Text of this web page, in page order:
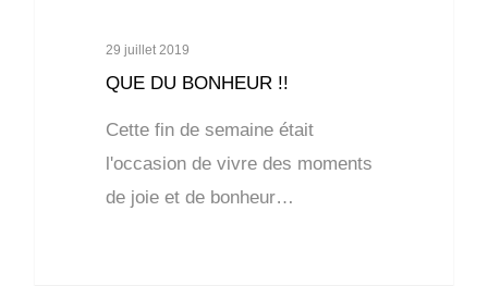
29 juillet 2019
QUE DU BONHEUR !!
Cette fin de semaine était
l'occasion de vivre des moments
de joie et de bonheur…